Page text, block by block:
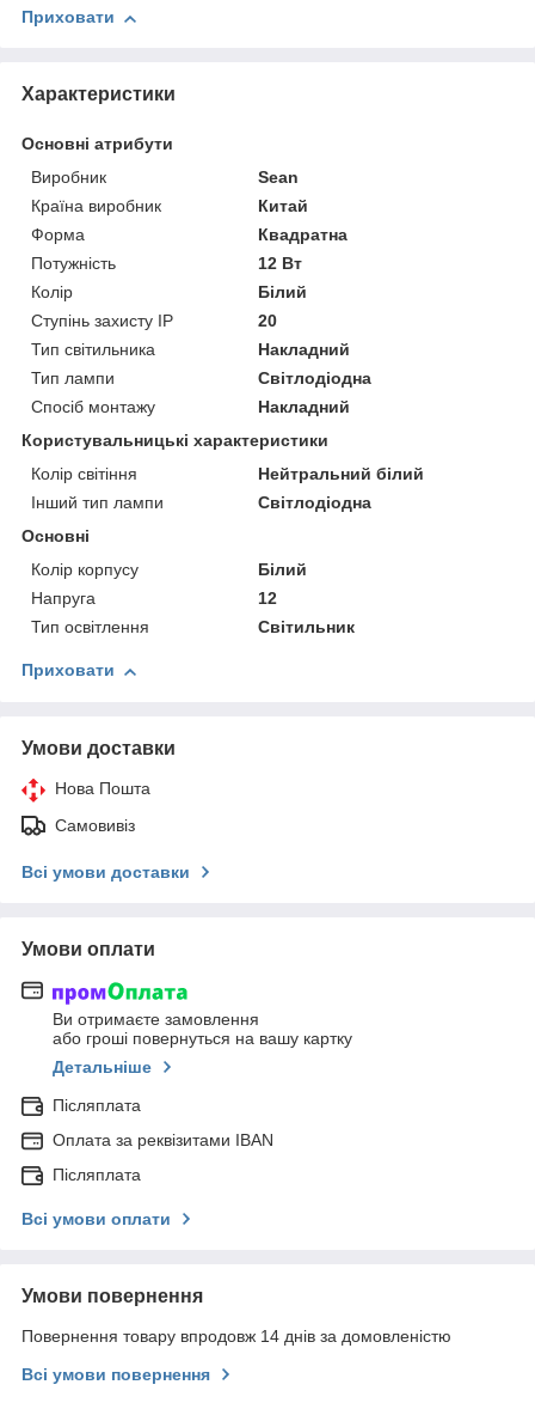
Приховати
Характеристики
Основні атрибути
Виробник
Sean
Країна виробник
Китай
Форма
Квадратна
Потужність
12 Вт
Колір
Білий
Ступінь захисту IP
20
Тип світильника
Накладний
Тип лампи
Світлодіодна
Спосіб монтажу
Накладний
Користувальницькі характеристики
Колір світіння
Нейтральний білий
Інший тип лампи
Світлодіодна
Основні
Колір корпусу
Білий
Напруга
12
Тип освітлення
Світильник
Приховати
Умови доставки
Нова Пошта
Самовивіз
Всі умови доставки
Умови оплати
Ви отримаєте замовлення
або гроші повернуться на вашу картку
Детальніше
Післяплата
Оплата за реквізитами IBAN
Післяплата
Всі умови оплати
Умови повернення
Повернення товару впродовж 14 днів за домовленістю
Всі умови повернення